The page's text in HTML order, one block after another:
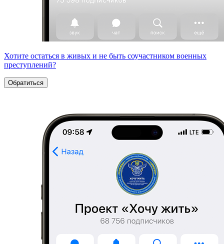
Хотите остаться в живых и не быть соучастником военных
преступлений?
Обратиться